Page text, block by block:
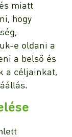
miatt
hogy
e oldani a
a belső és
a céljainkat,